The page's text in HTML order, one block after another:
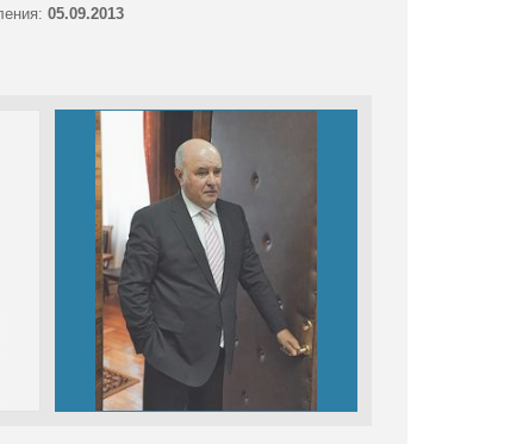
05.09.2013